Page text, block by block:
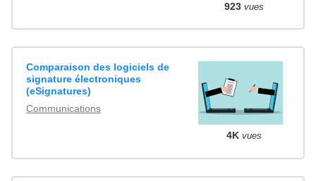
923 vues
Comparaison des logiciels de
signature électroniques
(eSignatures)
Communications
4K vues